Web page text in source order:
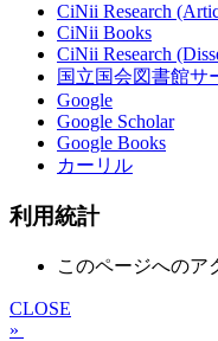
CiNii Research
CiNii Books
CiNii Research
国立国会図書館サ
Google
Google Scholar
Google Books
カーリル
利用統計
このページへのア
CLOSE
»